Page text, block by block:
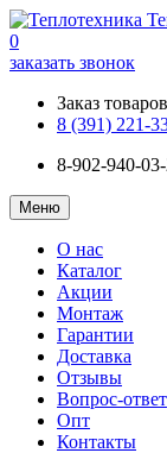
0
заказать звонок
Заказ
8 (391) 221-
8-902-940-
Меню
О нас
Каталог
Акции
Монтаж
Гарантии
Доставка
Отзывы
Вопрос-ответ
Опт
Контакты